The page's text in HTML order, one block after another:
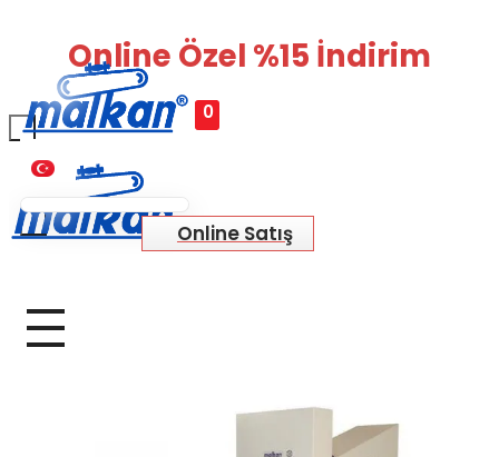
Online Özel %15 İndirim
Online Satış
0
Malkan; 1971'den Bugüne
Ütü ve Pres Makineleri